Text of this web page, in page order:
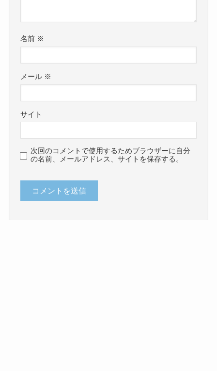
名前 ※
メール ※
サイト
次回のコメントで使用するためブラウザーに自分
の名前、メールアドレス、サイトを保存する。